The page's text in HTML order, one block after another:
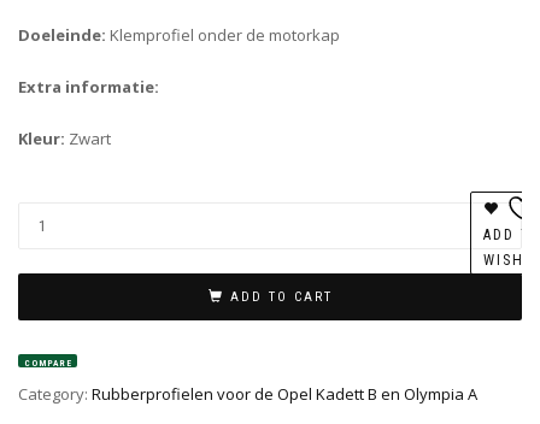
Doeleinde: Klemprofiel onder de motorkap
Extra informatie:
Kleur: Zwart
ADD TO CART
ADD
COMPARE
Category: Rubberprofielen voor de Opel Kadett B en Olympia A